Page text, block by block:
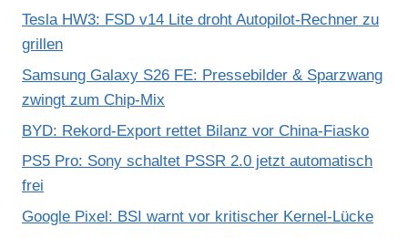
g
n
Tesla HW3: FSD v14 Lite droht Autopilot-Rechner zu
grillen
Samsung Galaxy S26 FE: Pressebilder & Sparzwang
zwingt zum Chip-Mix
BYD: Rekord-Export rettet Bilanz vor China-Fiasko
PS5 Pro: Sony schaltet PSSR 2.0 jetzt automatisch
frei
Google Pixel: BSI warnt vor kritischer Kernel-Lücke